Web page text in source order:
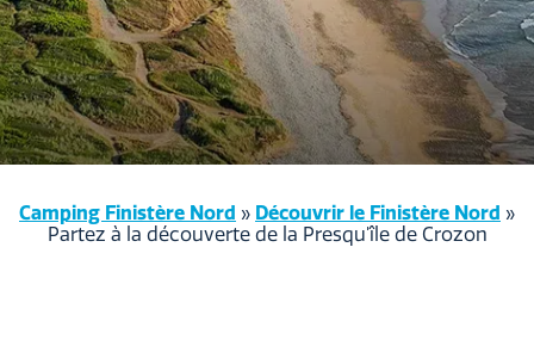
Camping Finistère Nord » Découvrir le Finistère Nord »
Partez à la découverte de la Presqu'île de Crozon